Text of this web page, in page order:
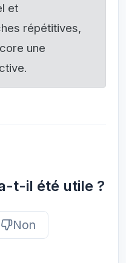
et
répétitives,
une
t-il été utile ?
Non